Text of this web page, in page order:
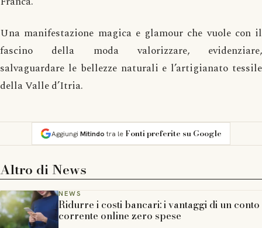
Una manifestazione magica e glamour che vuole con il
fascino della moda valorizzare, evidenziare,
salvaguardare le bellezze naturali e l’artigianato tessile
della Valle d’Itria.
Aggiungi Mitindotra le Fonti preferite su Google
Altro di News
NEWS
Ridurre i costi bancari: i vantaggi di un conto
corrente online zero spese